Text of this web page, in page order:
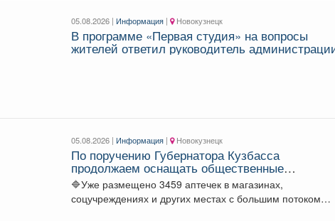
05.08.2026 | Информация | Новокузнецк
В программе «Первая студия» на вопросы
жителей ответил руководитель
05.08.2026 | Информация | Новокузнецк
По поручению Губернатора Кузбасса
продолжаем оснащать общественные
пространства аптечками первой помощи.
🔷Уже размещено 3459 аптечек в магазинах,
соцучреждениях и других местах с большим потоком